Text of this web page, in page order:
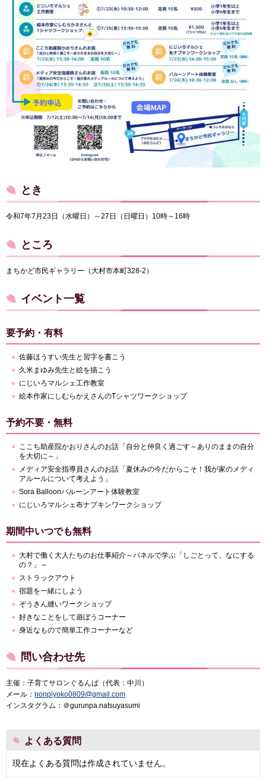
とき
令和7年7月23日（水曜日）～27日（日曜日）10時～16時
ところ
まちかど市民ギャラリー（大村市本町328-2）
イベント一覧
要予約・有料
佐藤ほうすい先生と習字を書こう
久米まゆみ先生と絵を描こう
にじいろマルシェ工作教室
絵本作家にしむらかえさんのTシャツワークショップ
予約不要・無料
ここち助産院かおりさんのお話「自分と仲良く過ごす～ありのままの自分
を大切に～」
メディア安全指導員さんのお話「夏休みの今だからこそ！我が家のメディ
アルールについて考えよう」
Sora Balloonバルーンアート体験教室
にじいろマルシェ布ナプキンワークショップ
期間中いつでも無料
大村で働く大人たちのお仕事紹介～パネルで学ぶ「しごとって、なにする
の？」～
ストラックアウト
宿題を一緒にしよう
ぞうきん縫いワークショップ
好きなことをして遊ぼうコーナー
身近なもので簡単工作コーナーなど
問い合わせ先
主催：子育てサロンぐるんぱ（代表：中川）
メール： nonpiyoko0809@gmail.com
インスタグラム：＠gurunpa.natsuyasumi
よくある質問
現在よくある質問は作成されていません。